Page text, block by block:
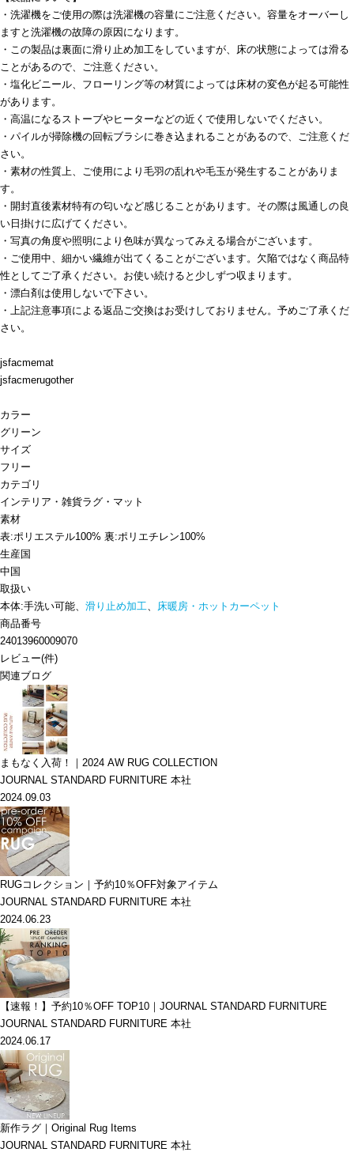
・洗濯機をご使用の際は洗濯機の容量にご注意ください。容量をオーバーし
ますと洗濯機の故障の原因になります。
・この製品は裏面に滑り止め加工をしていますが、床の状態によっては滑る
ことがあるので、ご注意ください。
・塩化ビニール、フローリング等の材質によっては床材の変色が起る可能性
があります。
・高温になるストーブやヒーターなどの近くで使用しないでください。
・パイルが掃除機の回転ブラシに巻き込まれることがあるので、ご注意くだ
さい。
・素材の性質上、ご使用により毛羽の乱れや毛玉が発生することがありま
す。
・開封直後素材特有の匂いなど感じることがあります。その際は風通しの良
い日掛けに広げてください。
・写真の角度や照明により色味が異なってみえる場合がございます。
・ご使用中、細かい繊維が出てくることがございます。欠陥ではなく商品特
性としてご了承ください。お使い続けると少しずつ収まります。
・漂白剤は使用しないで下さい。
・上記注意事項による返品ご交換はお受けしておりません。予めご了承くだ
さい。
jsfacmemat
jsfacmerugother
カラー
グリーン
サイズ
フリー
カテゴリ
インテリア・雑貨ラグ・マット
素材
表:ポリエステル100% 裏:ポリエチレン100%
生産国
中国
取扱い
本体:手洗い可能、 滑り止め加工、 床暖房・ホットカーペット
商品番号
24013960009070
レビュー(件)
関連ブログ
まもなく入荷！｜2024 AW RUG COLLECTION
JOURNAL STANDARD FURNITURE 本社
2024.09.03
RUGコレクション｜予約10％OFF対象アイテム
JOURNAL STANDARD FURNITURE 本社
2024.06.23
【速報！】予約10％OFF TOP10｜JOURNAL STANDARD FURNITURE
JOURNAL STANDARD FURNITURE 本社
2024.06.17
新作ラグ｜Original Rug Items
JOURNAL STANDARD FURNITURE 本社